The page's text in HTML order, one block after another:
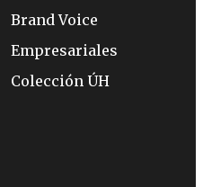
Brand Voice
Empresariales
Colección ÚH